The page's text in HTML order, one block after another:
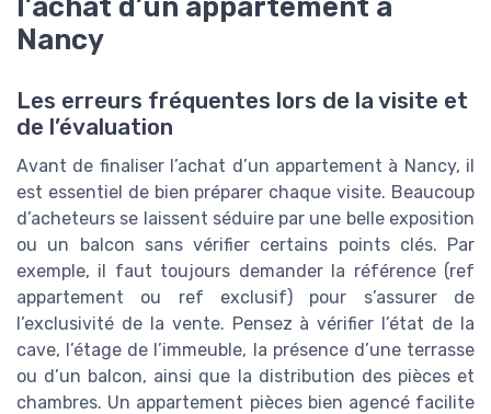
Nancy
Les erreurs fréquentes lors de la visite et
de l’évaluation
Avant de finaliser l’achat d’un appartement à Nancy, il
est essentiel de bien préparer chaque visite. Beaucoup
d’acheteurs se laissent séduire par une belle exposition
ou un balcon sans vérifier certains points clés. Par
exemple, il faut toujours demander la référence (ref
appartement ou ref exclusif) pour s’assurer de
l’exclusivité de la vente. Pensez à vérifier l’état de la
cave, l’étage de l’immeuble, la présence d’une terrasse
ou d’un balcon, ainsi que la distribution des pièces et
chambres. Un appartement pièces bien agencé facilite